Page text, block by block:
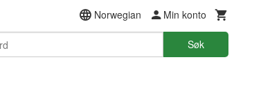
Norwegian Min konto
Søk